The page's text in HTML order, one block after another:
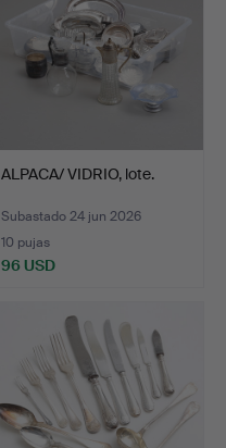
ALPACA/ VIDRIO, lote.
Subastado 24 jun 2026
10 pujas
96 USD